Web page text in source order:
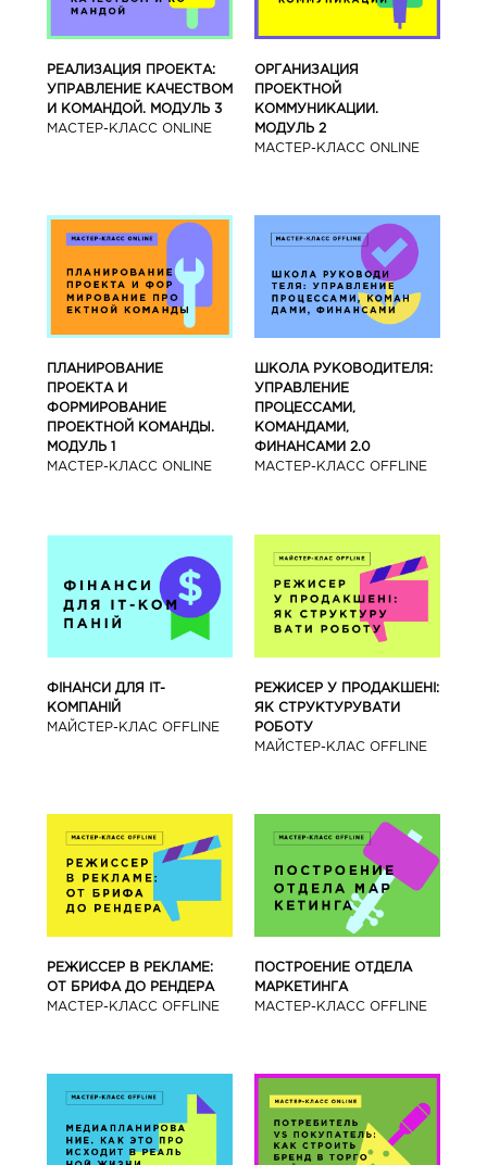
РЕАЛИЗАЦИЯ ПРОЕКТА:
УПРАВЛЕНИЕ КАЧЕСТВОМ
И КОМАНДОЙ. МОДУЛЬ 3
МАСТЕР-КЛАСС ONLINE
ОРГАНИЗАЦИЯ
ПРОЕКТНОЙ
КОММУНИКАЦИИ.
МОДУЛЬ 2
МАСТЕР-КЛАСС ONLINE
ПЛАНИРОВАНИЕ
ПРОЕКТА И
ФОРМИРОВАНИЕ
ПРОЕКТНОЙ КОМАНДЫ.
МОДУЛЬ 1
МАСТЕР-КЛАСС ONLINE
ШКОЛА РУКОВОДИТЕЛЯ:
УПРАВЛЕНИЕ
ПРОЦЕССАМИ,
КОМАНДАМИ,
ФИНАНСАМИ 2.0
МАСТЕР-КЛАСС OFFLINE
ФІНАНСИ ДЛЯ IT-
КОМПАНІЙ
МАЙСТЕР-КЛАС OFFLINE
РЕЖИСЕР У ПРОДАКШЕНІ:
ЯК СТРУКТУРУВАТИ
РОБОТУ
МАЙСТЕР-КЛАС OFFLINE
РЕЖИССЕР В РЕКЛАМЕ:
ОТ БРИФА ДО РЕНДЕРА
МАСТЕР-КЛАСС OFFLINE
ПОСТРОЕНИЕ ОТДЕЛА
МАРКЕТИНГА
МАСТЕР-КЛАСС OFFLINE